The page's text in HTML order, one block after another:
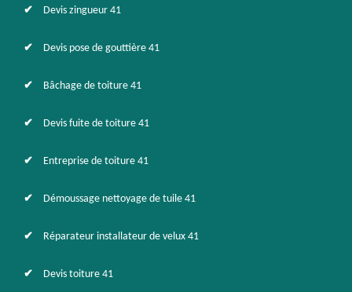
Devis zingueur 41
Devis pose de gouttière 41
Bâchage de toiture 41
Devis fuite de toiture 41
Entreprise de toiture 41
Démoussage nettoyage de tuile 41
Réparateur installateur de velux 41
Devis toiture 41